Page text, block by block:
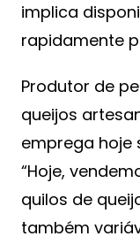
implica
rapidamente
Produtor de
queijos
emprega hoje
“Hoje,
quilos de
também